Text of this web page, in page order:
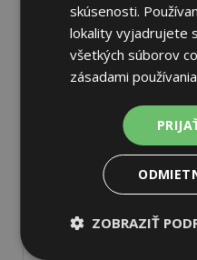
úspornú jazdu. NaTire.sk
pre rôzne typy vozidiel a
prémiové značky
Semperit, ako aj
skúsenosti.
lokality vyjadrujete
všetkých súborov
zásadami
ZOBRAZIŤ